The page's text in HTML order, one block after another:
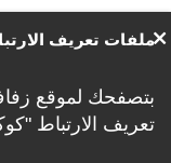
ملفات تعريف
بتصفحك لموقع
تعريف الارتباط